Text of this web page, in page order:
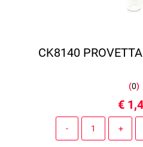
CK8140
(0)
€